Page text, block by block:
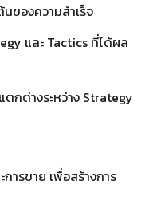
ของความสำเร็จ
และ Tactics ที่ได้ผล
ตกต่างระหว่าง Strategy
รขาย เพื่อสร้างการ